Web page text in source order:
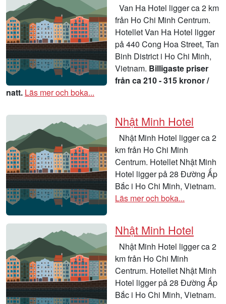
Van Ha Hotel ligger ca 2 km
från Ho Chi Minh Centrum.
Hotellet Van Ha Hotel ligger
på 440 Cong Hoa Street, Tan
Binh District i Ho Chi Minh,
Vietnam. Billigaste priser
från ca 210 - 315 kronor /
natt. Läs mer och boka...
Nhật Minh Hotel
Nhật Minh Hotel ligger ca 2
km från Ho Chi Minh
Centrum. Hotellet Nhật Minh
Hotel ligger på 28 Đường Ấp
Bắc i Ho Chi Minh, Vietnam.
Läs mer och boka...
Nhật Minh Hotel
Nhật Minh Hotel ligger ca 2
km från Ho Chi Minh
Centrum. Hotellet Nhật Minh
Hotel ligger på 28 Đường Ấp
Bắc i Ho Chi Minh, Vietnam.